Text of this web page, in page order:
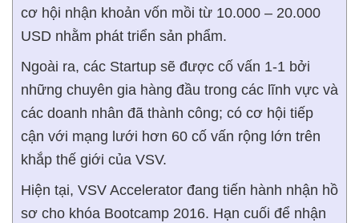
cơ hội nhận khoản vốn mồi từ 10.000 – 20.000
USD nhằm phát triển sản phẩm.
Ngoài ra, các Startup sẽ được cố vấn 1-1 bởi
những chuyên gia hàng đầu trong các lĩnh vực và
các doanh nhân đã thành công; có cơ hội tiếp
cận với mạng lưới hơn 60 cố vấn rộng lớn trên
khắp thế giới của VSV.
Hiện tại, VSV Accelerator đang tiến hành nhận hồ
sơ cho khóa Bootcamp 2016. Hạn cuối để nhận